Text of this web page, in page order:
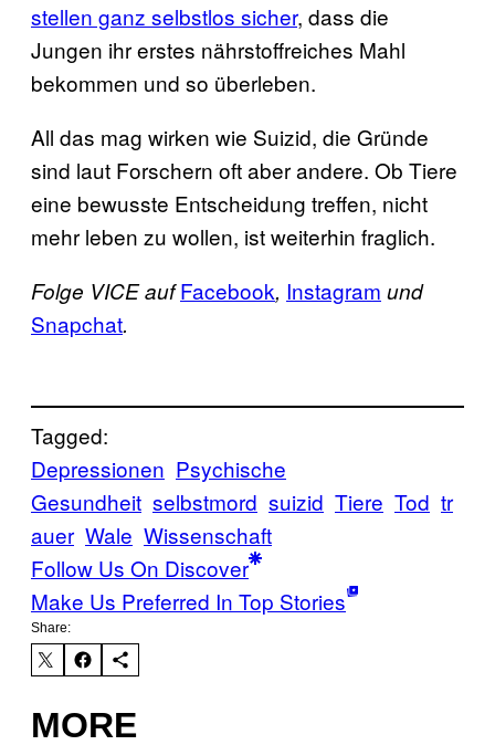
stellen ganz selbstlos sicher, dass die
Jungen ihr erstes nährstoffreiches Mahl
bekommen und so überleben.
All das mag wirken wie Suizid, die Gründe
sind laut Forschern oft aber andere. Ob Tiere
eine bewusste Entscheidung treffen, nicht
mehr leben zu wollen, ist weiterhin fraglich.
Folge VICE auf Facebook, Instagram und
Snapchat.
Tagged:
Depressionen Psychische
Gesundheit selbstmord suizid Tiere Tod tr
auer Wale Wissenschaft
Follow Us On Discover
Make Us Preferred In Top Stories
Share:
MORE